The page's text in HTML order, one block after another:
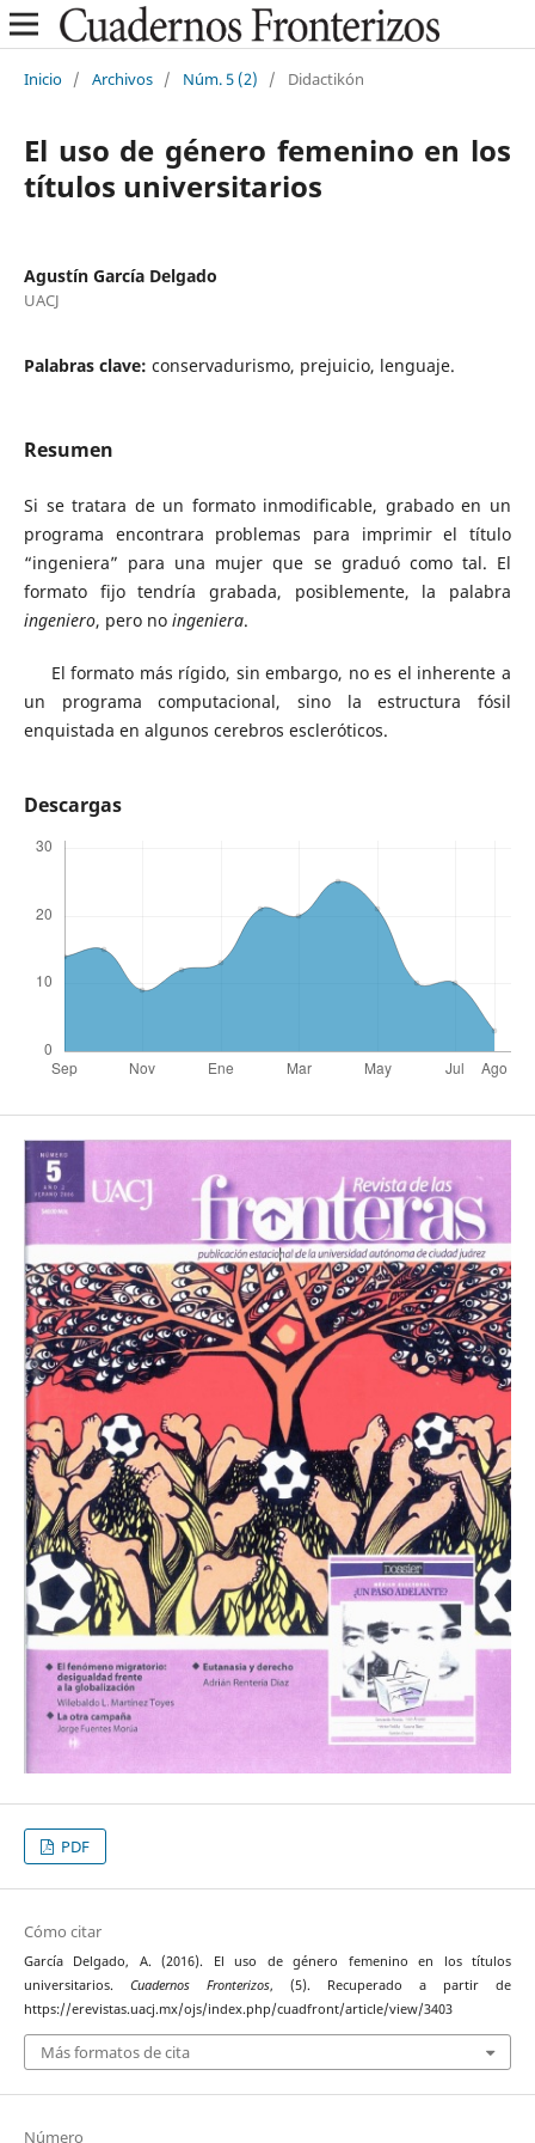
Inicio / Archivos / Núm. 5 (2) / Didactikón
El uso de género femenino en los
títulos universitarios
Agustín García Delgado
UACJ
Palabras clave: conservadurismo, prejuicio, lenguaje.
Resumen
Si se tratara de un formato inmodificable, grabado en un
programa encontrara problemas para imprimir el título
“ingeniera” para una mujer que se graduó como tal. El
formato fijo tendría grabada, posiblemente, la palabra
ingeniero, pero no ingeniera.
El formato más rígido, sin embargo, no es el inherente a
un programa computacional, sino la estructura fósil
enquistada en algunos cerebros escleróticos.
Descargas
PDF
Cómo citar
García Delgado, A. (2016). El uso de género femenino en los títulos
universitarios. Cuadernos Fronterizos, (5). Recuperado a partir de
https://erevistas.uacj.mx/ojs/index.php/cuadfront/article/view/3403
Más formatos de cita
Número